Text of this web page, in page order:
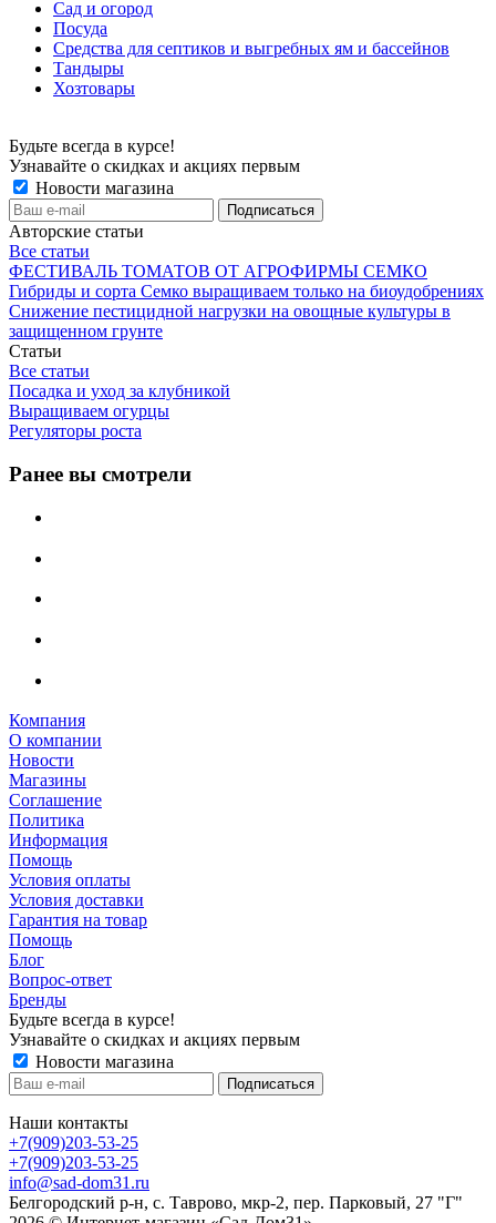
Сад и огород
Посуда
Средства для септиков и выгребных ям и бассейнов
Тандыры
Хозтовары
Будьте всегда в курсе!
Узнавайте о скидках и акциях первым
Новости магазина
Авторские статьи
Все статьи
ФЕСТИВАЛЬ ТОМАТОВ ОТ АГРОФИРМЫ СЕМКО
Гибриды и сорта Семко выращиваем только на биоудобрениях
Снижение пестицидной нагрузки на овощные культуры в
защищенном грунте
Статьи
Все статьи
Посадка и уход за клубникой
Выращиваем огурцы
Регуляторы роста
Ранее вы смотрели
Компания
О компании
Новости
Магазины
Соглашение
Политика
Информация
Помощь
Условия оплаты
Условия доставки
Гарантия на товар
Помощь
Блог
Вопрос-ответ
Бренды
Будьте всегда в курсе!
Узнавайте о скидках и акциях первым
Новости магазина
Наши контакты
+7(909)203-53-25
+7(909)203-53-25
info@sad-dom31.ru
Белгородский р-н, с. Таврово, мкр-2, пер. Парковый, 27 "Г"